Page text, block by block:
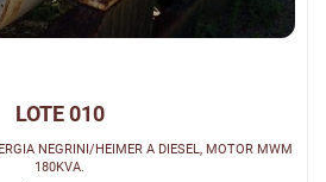
LOTE 010
NEGRINI/HEIMER A DIESEL, MOTOR MWM
180KVA.